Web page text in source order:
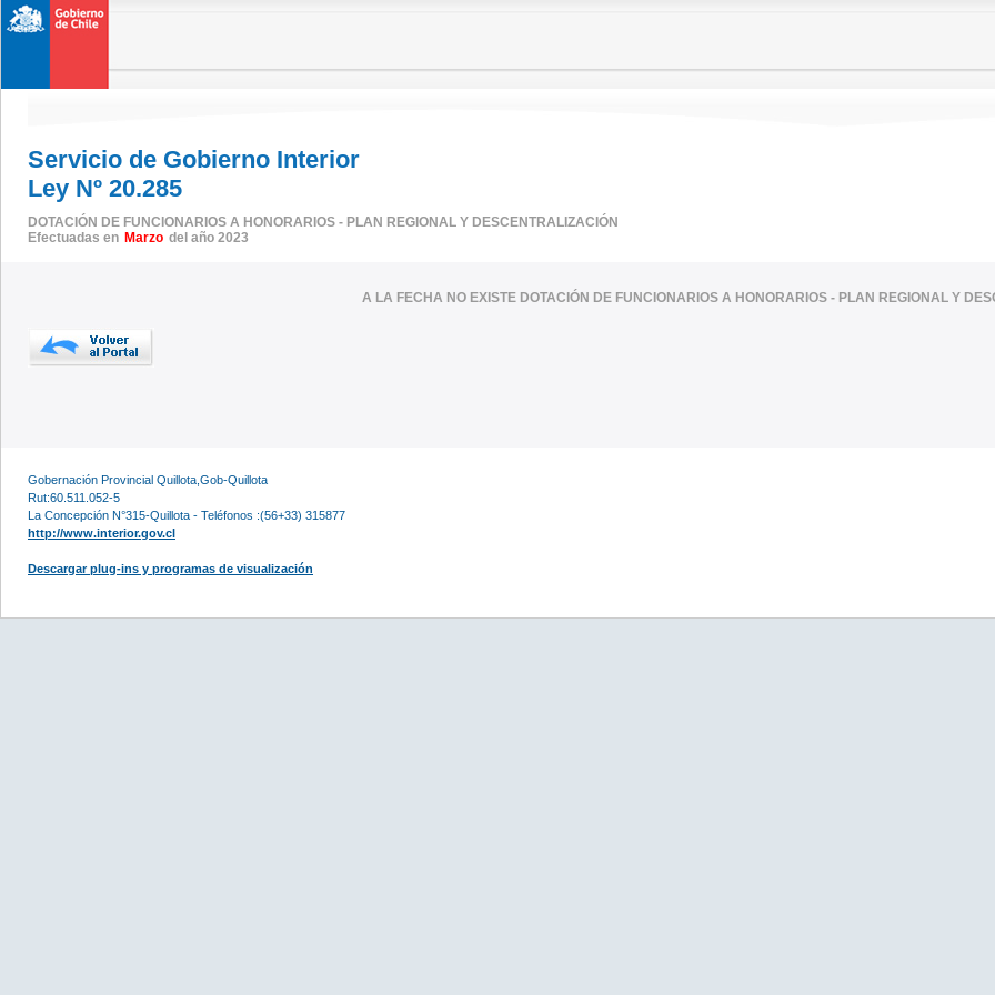
Servicio de Gobierno Interior
Ley Nº 20.285
DOTACIÓN DE FUNCIONARIOS A HONORARIOS - PLAN REGIONAL Y DESCENTRALIZACIÓN
Efectuadas en Marzo del año 2023
A LA FECHA NO EXISTE DOTACIÓN DE FUNCIONARIOS A HONORARIOS - PLAN REGIONAL Y
Gobernación Provincial Quillota,Gob-Quillota
Rut:60.511.052-5
La Concepción N°315-Quillota - Teléfonos :(56+33) 315877
http://www.interior.gov.cl
Descargar plug-ins y programas de visualización